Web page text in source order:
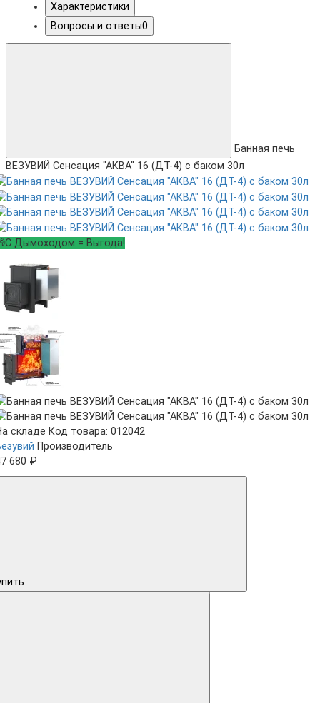
Характеристики
Вопросы и ответы0
Банная печь
ВЕЗУВИЙ Сенсация "АКВА" 16 (ДТ-4) с баком 30л
Дымоходом = Выгода!
складе Код товара: 012042
Производитель
680 ₽